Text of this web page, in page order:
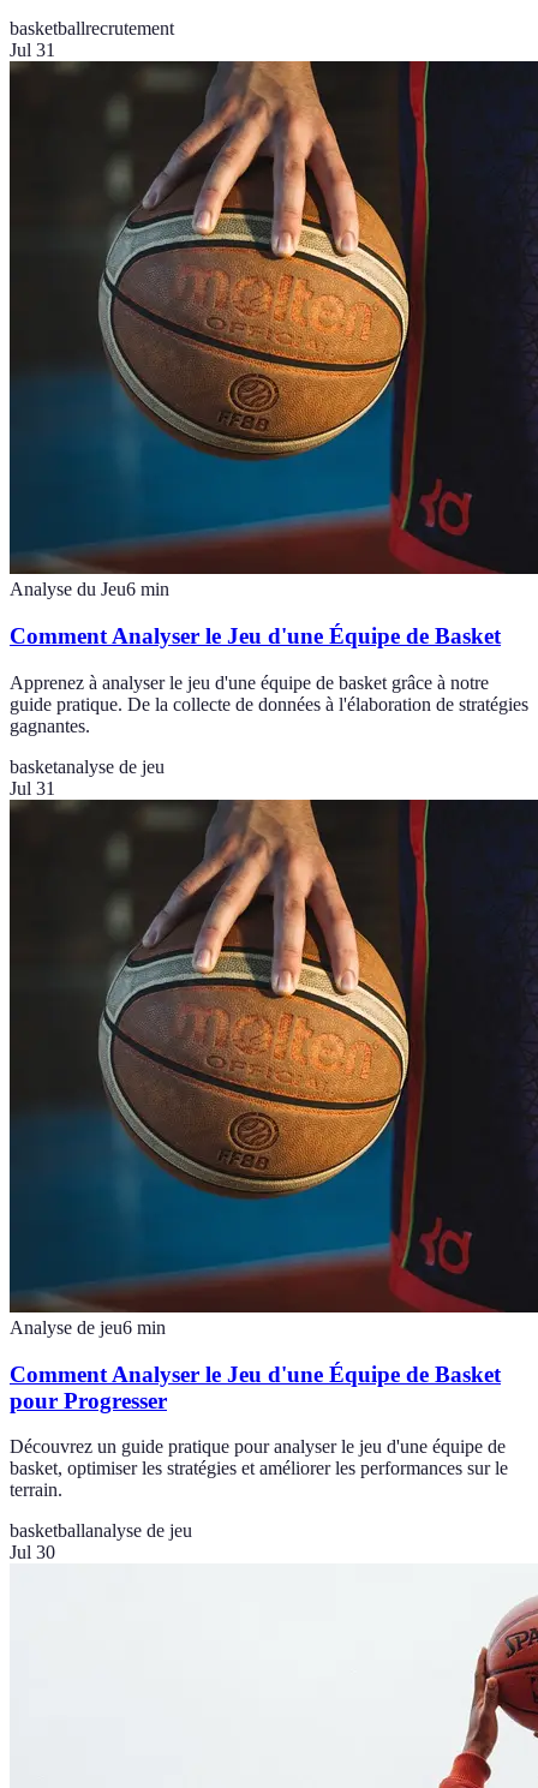
basketballrecrutement
Jul 31
Analyse du Jeu6 min
Comment Analyser le Jeu d'une Équipe de Basket
Apprenez à analyser le jeu d'une équipe de basket grâce à notre
guide pratique. De la collecte de données à l'élaboration de stratégies
gagnantes.
basketanalyse de jeu
Jul 31
Analyse de jeu6 min
Comment Analyser le Jeu d'une Équipe de Basket
pour Progresser
Découvrez un guide pratique pour analyser le jeu d'une équipe de
basket, optimiser les stratégies et améliorer les performances sur le
terrain.
basketballanalyse de jeu
Jul 30